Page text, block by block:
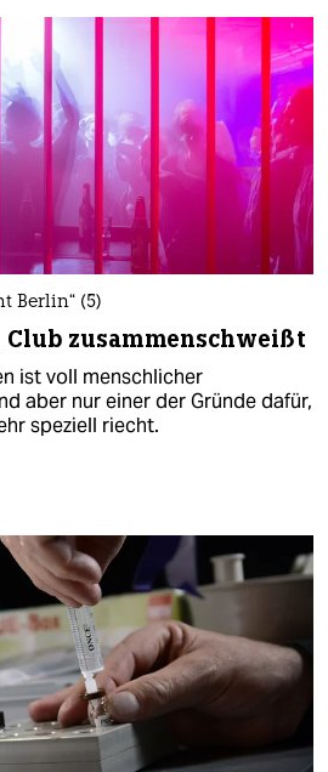
Berlin“ (5)
Club zusammenschweißt
ist voll menschlicher
aber nur einer der Gründe dafür,
speziell riecht.